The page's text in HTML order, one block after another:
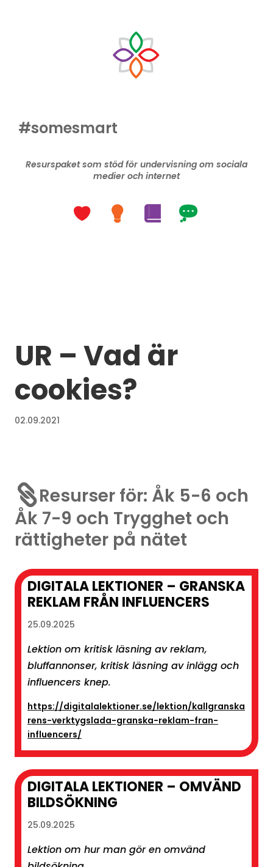
#somesmart
Resurspaket som stöd för undervisning om sociala
medier och internet
UR – Vad är
cookies?
02.09.2021
Resurser för: Åk 5-6 och
Åk 7-9 och Trygghet och
rättigheter på nätet
DIGITALA LEKTIONER – GRANSKA
REKLAM FRÅN INFLUENCERS
25.09.2025
Lektion om kritisk läsning av reklam,
bluffannonser, kritisk läsning av inlägg och
influencers knep.
https://digitalalektioner.se/lektion/kallgranska
rens-verktygslada-granska-reklam-fran-
influencers/
DIGITALA LEKTIONER – OMVÄND
BILDSÖKNING
25.09.2025
Lektion om hur man gör en omvänd